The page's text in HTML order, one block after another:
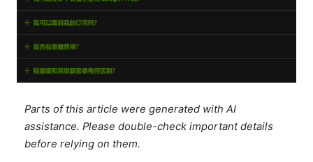
Parts of this article were generated with AI
assistance. Please double-check important details
before relying on them.